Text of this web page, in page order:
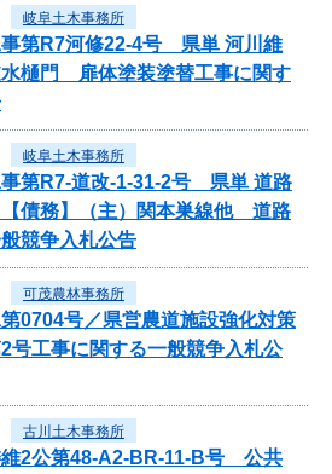
岐阜土木事務所
事第R7河修22-4号 県単 河川維
樋門 扉体塗装塗替工事に関す
岐阜土木事務所
事第R7-道改-1-31-2号 県単 道路
債務】（主）関本巣線他 道路
競争入札公告
可茂農林事務所
第0704号／県営農道施設強化対策
号工事に関する一般競争入札公
古川土木事務所
維2公第48-A2-BR-11-B号 公共